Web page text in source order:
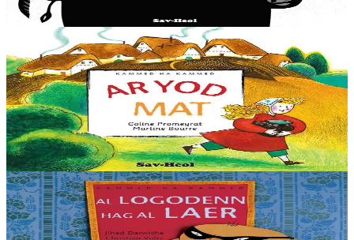
En stock6,00 €
3 ans et plus
Sav-heol
La bonne bouillie
Une petite fille rapporte chez elle une cocotte qui donne de la
bouillie sur commande. Mais sa mère gourmande ne sait pas
l'arrêter…
En stock9,00 €
6 ans et plus
Sav-heol
La souris et le voleur